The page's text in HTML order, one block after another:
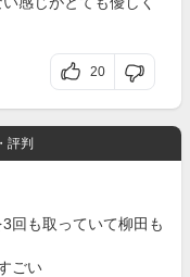
20
評判
回も取っていて柳田も
ごい